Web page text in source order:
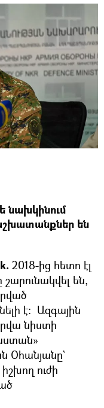
նախկինում
են
2018-ից հետո էլ
են,
է։ Ազգային
նիստի
Օհանյանը`
ուժի